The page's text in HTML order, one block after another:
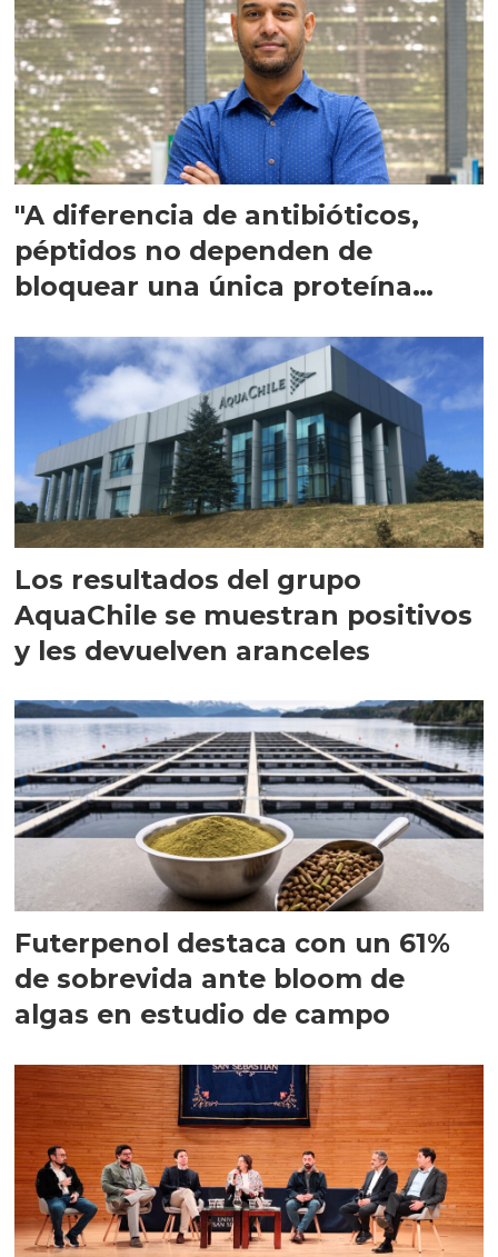
"A diferencia de antibióticos,
péptidos no dependen de
bloquear una única proteína
Los resultados del grupo
AquaChile se muestran positivos
y les devuelven aranceles
Futerpenol destaca con un 61%
de sobrevida ante bloom de
algas en estudio de campo